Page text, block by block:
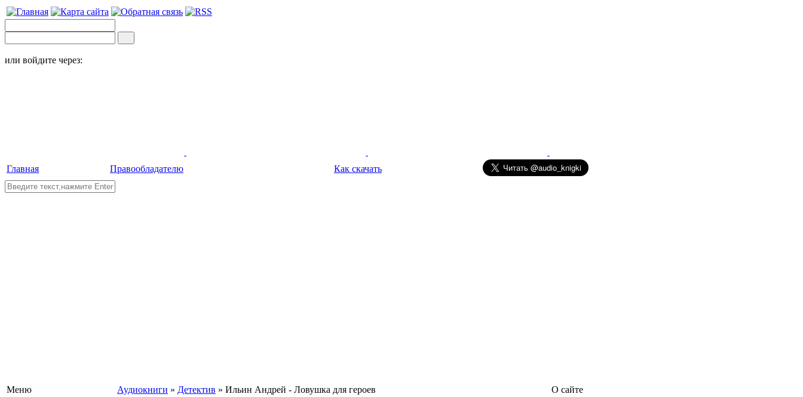
или войдите через:
Главная Правообладателю Как скачать
Меню Аудиокниги » Детектив » Ильин Андрей - Ловушка для героев О сайте